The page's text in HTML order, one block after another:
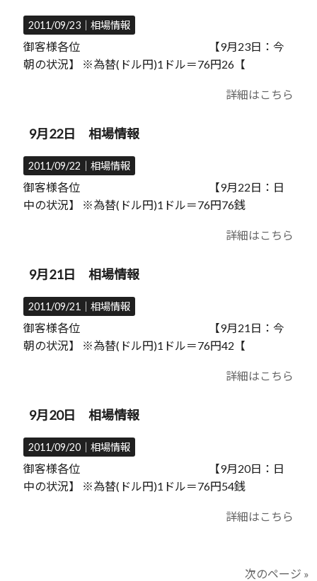
2011/09/23｜相場情報
御客様各位 【9月23日：今
朝の状況】 ※為替(ドル円)1ドル＝76円26【
詳細はこちら
9月22日 相場情報
2011/09/22｜相場情報
御客様各位 【9月22日：日
中の状況】 ※為替(ドル円)1ドル＝76円76銭
詳細はこちら
9月21日 相場情報
2011/09/21｜相場情報
御客様各位 【9月21日：今
朝の状況】 ※為替(ドル円)1ドル＝76円42【
詳細はこちら
9月20日 相場情報
2011/09/20｜相場情報
御客様各位 【9月20日：日
中の状況】 ※為替(ドル円)1ドル＝76円54銭
詳細はこちら
次のページ »